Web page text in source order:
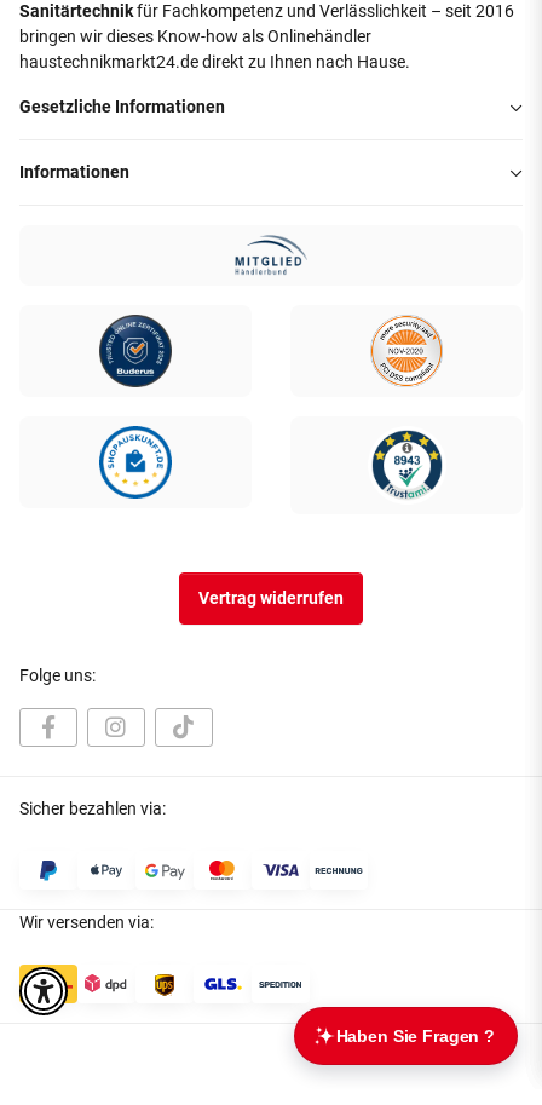
Sanitärtechnikfür Fachkompetenz und Verlässlichkeit – seit 2016
bringen wir dieses Know-how als Onlinehändler
haustechnikmarkt24.de direkt zu Ihnen nach Hause.
Gesetzliche Informationen
Informationen
Vertrag widerrufen
Folge uns:
Sicher bezahlen via:
Wir versenden via: